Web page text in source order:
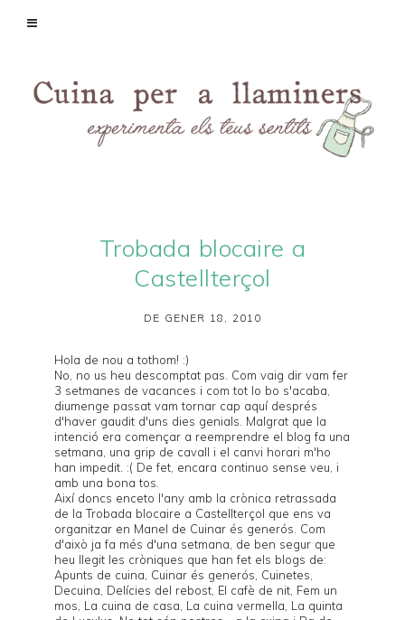
Trobada blocaire a
Castellterçol
DE GENER 18, 2010
Hola de nou a tothom! :)
No, no us heu descomptat pas. Com vaig dir vam fer
3 setmanes de vacances i com tot lo bo s'acaba,
diumenge passat vam tornar cap aquí després
d'haver gaudit d'uns dies genials. Malgrat que la
intenció era començar a reemprendre el blog fa una
setmana, una grip de cavall i el canvi horari m'ho
han impedit. :( De fet, encara continuo sense veu, i
amb una bona tos.
Així doncs enceto l'any amb la crònica retrassada
de laTrobada blocaire a Castellterçol que ens va
organitzar en Manel de Cuinar és generós . Com
d'això ja fa més d'una setmana, de ben segur que
heu llegit les cròniques que han fet els blogs de:
Apunts de cuina Cuinar és generós Cuinetes
Decuina Delícies del rebost El cafè de nit Fem un
mos La cuina de casa La cuina vermella La quinta